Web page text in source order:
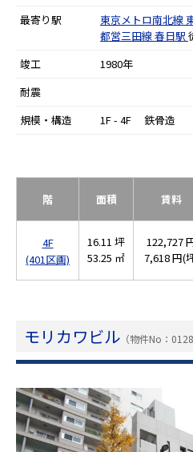
最寄り駅
東京メトロ南北線
都営三田線春日駅
竣工
1980年
耐震
規模・構造
1F - 4F 鉄骨造
階 面積 賃料
4F
(401区画)
16.11 坪
53.25 ㎡
122,727
7,618 円(
モリカワビル （物件No：